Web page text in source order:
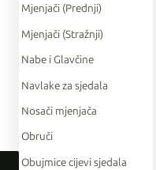
Mjenjači (Prednji)
Mjenjači (Stražnji)
Nabe i Glavčine
Navlake za sjedala
Nosači mjenjača
Obruči
Obujmice cijevi sjedala